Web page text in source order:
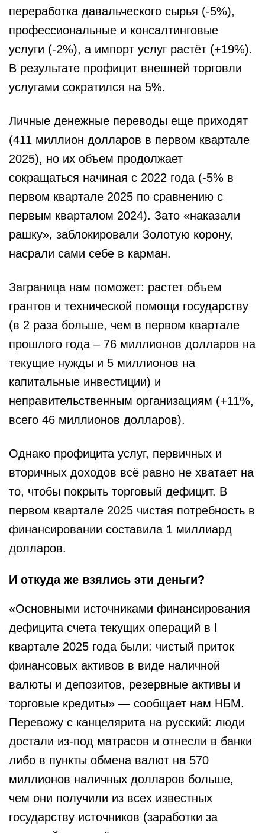
переработка давальческого сырья (-5%),
профессиональные и консалтинговые
услуги (-2%), а импорт услуг растёт (+19%).
В результате профицит внешней торговли
услугами сократился на 5%.
Личные денежные переводы еще приходят
(411 миллион долларов в первом квартале
2025), но их объем продолжает
сокращаться начиная с 2022 года (-5% в
первом квартале 2025 по сравнению с
первым кварталом 2024). Зато «наказали
рашку», заблокировали Золотую корону,
насрали сами себе в карман.
Заграница нам поможет: растет объем
грантов и технической помощи государству
(в 2 раза больше, чем в первом квартале
прошлого года – 76 миллионов долларов на
текущие нужды и 5 миллионов на
капитальные инвестиции) и
неправительственным организациям (+11%,
всего 46 миллионов долларов).
Однако профицита услуг, первичных и
вторичных доходов всё равно не хватает на
то, чтобы покрыть торговый дефицит. В
первом квартале 2025 чистая потребность в
финансировании составила 1 миллиард
долларов.
И откуда же взялись эти деньги?
«Основными источниками финансирования
дефицита счета текущих операций в I
квартале 2025 года были: чистый приток
финансовых активов в виде наличной
валюты и депозитов, резервные активы и
торговые кредиты» — сообщает нам НБМ.
Перевожу с канцелярита на русский: люди
достали из-под матрасов и отнесли в банки
либо в пункты обмена валют на 570
миллионов наличных долларов больше,
чем они получили из всех известных
государству источников (заработки за